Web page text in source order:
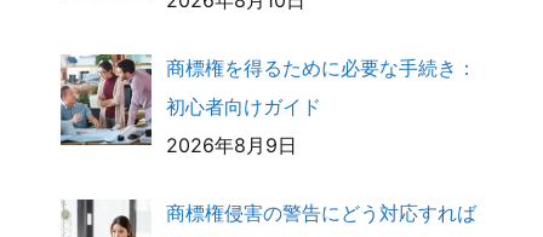
商標権を得るために必要な手続き：
初心者向けガイド
2026年8月9日
商標権侵害の警告にどう対応すれば